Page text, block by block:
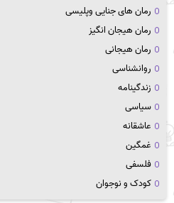
رمان های جنایی وپلیسی
رمان هیجان انگیز
رمان هیجانی
روانشناسی
زندگینامه
سیاسی
عاشقانه
غمگین
فلسفی
کودک و نوجوان